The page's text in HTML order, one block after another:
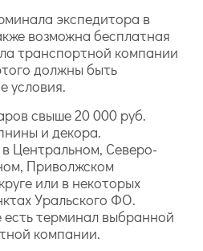
экспедитора в
возможна бесплатная
транспортной компании
должны быть
условия.
свыше 20 000 руб.
и декора.
Центральном, Северо-
Приволжском
или в некоторых
Уральского ФО.
терминал выбранной
компании.